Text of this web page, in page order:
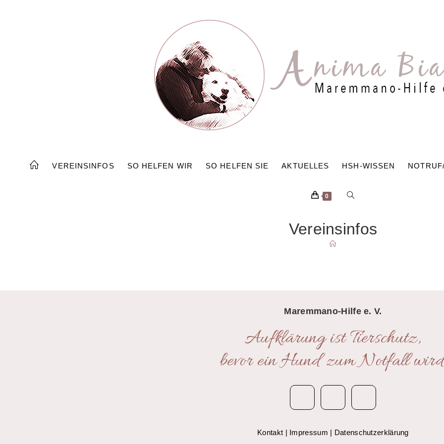
VEREINSINFOS SO HELFEN WIR SO HELFEN SIE AKTUELLES HSH-WISSEN
0 WEBSITE-
SUCHE
Vereinsinfos
Maremmano-Hilfe e. V.
Aufklärung ist Tierschutz,
bevor ein Hund zum Notfall
Kontakt | Impressum | Datenschutzerklärung